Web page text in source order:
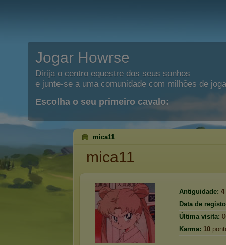
Jogar Howrse
Dirija o centro equestre dos seus sonhos
e junte-se a uma comunidade com milhões de
Escolha o seu primeiro cavalo:
mica11
mica11
Antiguidade: 4
Data de
Última visita:
Karma: 10